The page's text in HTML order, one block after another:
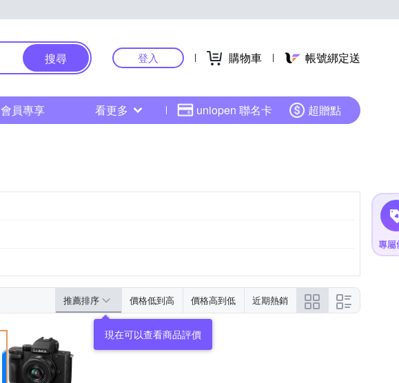
搜尋 登入 購物車 帳號綁定送
會員專享 看更多 uniopen 聯名卡 超贈點
推薦排序 價格低到高 價格高到低 近期熱銷
現在可以查看商品評價